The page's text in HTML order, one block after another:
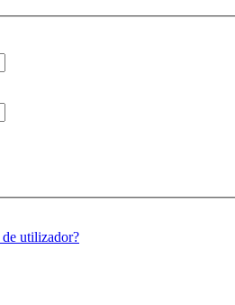
de utilizador?